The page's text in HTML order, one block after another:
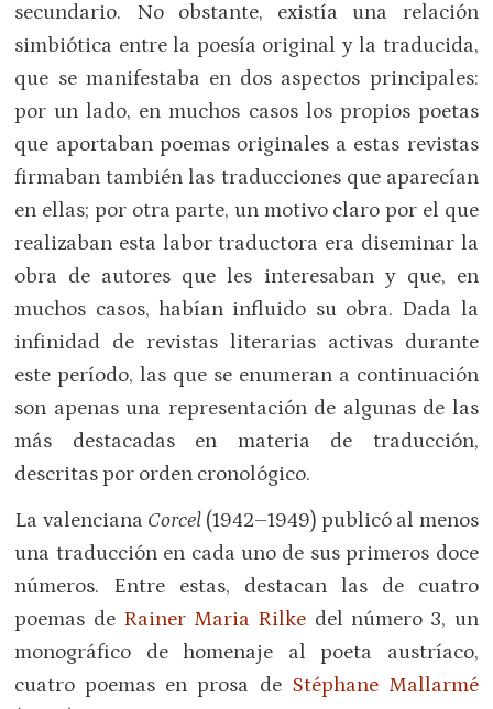
secundario. No obstante, existía una relación
simbiótica entre la poesía original y la traducida,
que se manifestaba en dos aspectos principales:
por un lado, en muchos casos los propios poetas
que aportaban poemas originales a estas revistas
firmaban también las traducciones que aparecían
en ellas; por otra parte, un motivo claro por el que
realizaban esta labor traductora era diseminar la
obra de autores que les interesaban y que, en
muchos casos, habían influido su obra. Dada la
infinidad de revistas literarias activas durante
este período, las que se enumeran a continuación
son apenas una representación de algunas de las
más destacadas en materia de traducción,
descritas por orden cronológico.
La valenciana Corcel(1942–1949) publicó al menos
una traducción en cada uno de sus primeros doce
números. Entre estas, destacan las de cuatro
poemas de Rainer Maria Rilke del número 3, un
monográfico de homenaje al poeta austríaco,
cuatro poemas en prosa de Stéphane Mallarmé